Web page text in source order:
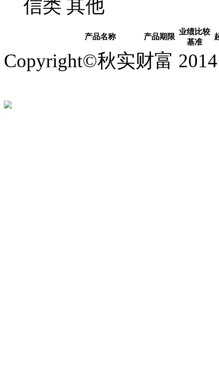
信类 其他
产品名称 产品期限
业绩比较
基准
Copyright©秋实财富 2014